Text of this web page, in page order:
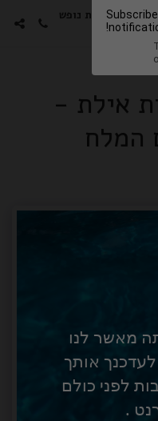
מאשר לנו
www.israelg.co.il לעדכנך אותך
לפני כולם
.
חבילות נופש
האהובים
אילת -
המלח